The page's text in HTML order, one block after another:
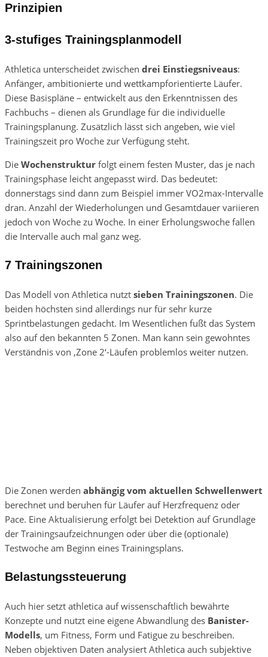
Prinzipien
3-stufiges Trainingsplanmodell
Athletica unterscheidet zwischen drei Einstiegsniveaus:
Anfänger, ambitionierte und wettkampforientierte Läufer.
Diese Basispläne – entwickelt aus den Erkenntnissen des
Fachbuchs – dienen als Grundlage für die individuelle
Trainingsplanung. Zusätzlich lässt sich angeben, wie viel
Trainingszeit pro Woche zur Verfügung steht.
Die Wochenstruktur folgt einem festen Muster, das je nach
Trainingsphase leicht angepasst wird. Das bedeutet:
donnerstags sind dann zum Beispiel immer VO2max-Intervalle
dran. Anzahl der Wiederholungen und Gesamtdauer variieren
jedoch von Woche zu Woche. In einer Erholungswoche fallen
die Intervalle auch mal ganz weg.
7 Trainingszonen
Das Modell von Athletica nutzt sieben Trainingszonen. Die
beiden höchsten sind allerdings nur für sehr kurze
Sprintbelastungen gedacht. Im Wesentlichen fußt das System
also auf den bekannten 5 Zonen. Man kann sein gewohntes
Verständnis von ‚Zone 2‘-Läufen problemlos weiter nutzen.
Die Zonen werden abhängig vom aktuellen Schwellenwert
berechnet und beruhen für Läufer auf Herzfrequenz oder
Pace. Eine Aktualisierung erfolgt bei Detektion auf Grundlage
der Trainingsaufzeichnungen oder über die (optionale)
Testwoche am Beginn eines Trainingsplans.
Belastungssteuerung
Auch hier setzt athletica auf wissenschaftlich bewährte
Konzepte und nutzt eine eigene Abwandlung des Banister-
Modells, um Fitness, Form und Fatigue zu beschreiben.
Neben objektiven Daten analysiert Athletica auch subjektive